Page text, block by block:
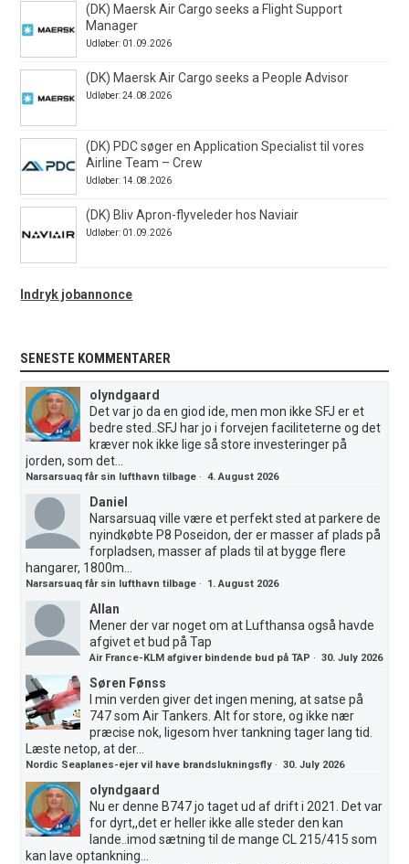
(DK) Maersk Air Cargo seeks a Flight Support
Manager
Udløber: 01.09.2026
(DK) Maersk Air Cargo seeks a People Advisor
Udløber: 24.08.2026
(DK) PDC søger en Application Specialist til vores
Airline Team – Crew
Udløber: 14.08.2026
(DK) Bliv Apron-flyveleder hos Naviair
Udløber: 01.09.2026
Indryk jobannonce
SENESTE KOMMENTARER
olyndgaard
Det var jo da en giod ide, men mon ikke SFJ er et
bedre sted..SFJ har jo i forvejen faciliteterne og det
kræver nok ikke lige så store investeringer på
jorden, som det...
Narsarsuaq får sin lufthavn tilbage ·4. August 2026
Daniel
Narsarsuaq ville være et perfekt sted at parkere de
nyindkøbte P8 Poseidon, der er masser af plads på
forpladsen, masser af plads til at bygge flere
hangarer, 1800m...
Narsarsuaq får sin lufthavn tilbage · 1. August 2026
Allan
Mener der var noget om at Lufthansa også havde
afgivet et bud på Tap
Air France-KLM afgiver bindende bud på TAP ·30. July 2026
Søren Fønss
I min verden giver det ingen mening, at satse på
747 som Air Tankers. Alt for store, og ikke nær
præcise nok, ligesom hver tankning tager lang tid.
Læste netop, at der...
Nordic Seaplanes-ejer vil have brandslukningsfly ·30. July 2026
olyndgaard
Nu er denne B747 jo taget ud af drift i 2021. Det var
for dyrt,,det er heller ikke alle steder den kan
lande..imod sætning til de mange CL 215/415 som
kan lave optankning...